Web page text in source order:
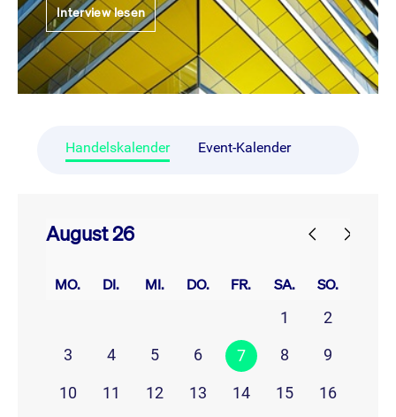
Interview lesen
Handelskalender Event-Kalender
August 26
MO. DI. MI. DO. FR. SA. SO.
1
2
3
4 5 6 7 8 9
10 11 12 13 14 15
16